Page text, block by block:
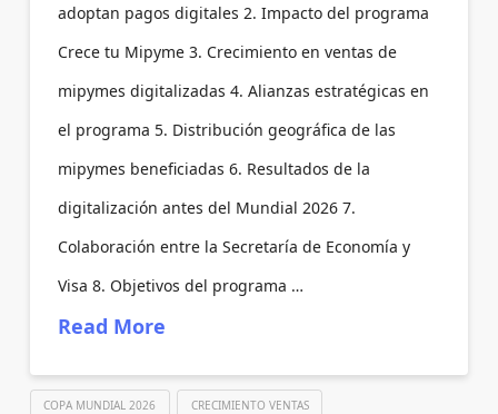
adoptan pagos digitales 2. Impacto del programa
Crece tu Mipyme 3. Crecimiento en ventas de
mipymes digitalizadas 4. Alianzas estratégicas en
el programa 5. Distribución geográfica de las
mipymes beneficiadas 6. Resultados de la
digitalización antes del Mundial 2026 7.
Colaboración entre la Secretaría de Economía y
Visa 8. Objetivos del programa …
Read More
COPA MUNDIAL 2026 CRECIMIENTO VENTAS